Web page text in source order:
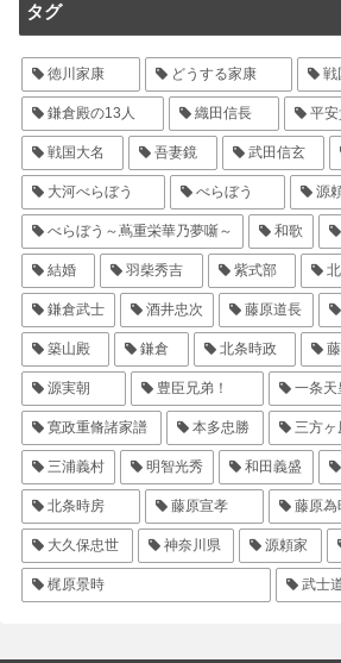
タグ
徳川家康 どうする家康 戦
鎌倉殿の13人 織田信長 平
戦国大名 吾妻鏡 武田信玄
大河べらぼう べらぼう 源
べらぼう～蔦重栄華乃夢噺～ 和歌
結婚 羽柴秀吉 紫式部
鎌倉武士 酒井忠次 藤原道長
築山殿 鎌倉 北条時政
源実朝 豊臣兄弟！ 一条天
寛政重脩諸家譜 本多忠勝 三方ヶ
三浦義村 明智光秀 和田義盛
北条時房 藤原宣孝 藤原為
大久保忠世 神奈川県 源頼家
梶原景時 武士